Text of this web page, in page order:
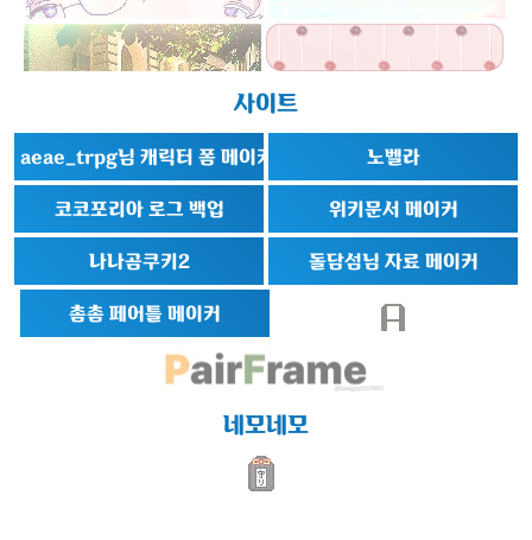
사이트
aeae_trpg님 캐릭터 폼 메이커 노벨라
코코포리아 로그 백업 위키문서 메이커
나나곰쿠키2 돌담섬님 자료 메이커
촘촘 페어틀 메이커
네모네모